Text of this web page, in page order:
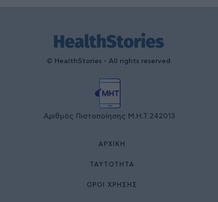
© HealthStories - All rights reserved.
Αριθμός Πιστοποίησης Μ.Η.Τ.242013
ΑΡΧΙΚΉ
ΤΑΥΤΌΤΗΤΑ
ΌΡΟΙ ΧΡΉΣΗΣ